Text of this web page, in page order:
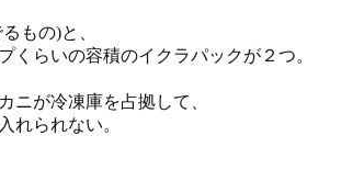
もの)と、
くらいの容積のイクラパックが２つ。
が冷凍庫を占拠して、
れられない。